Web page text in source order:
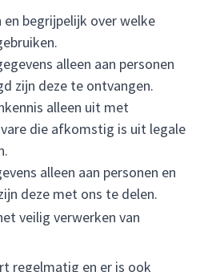
begrijpelijk over welke
alleen aan personen
zijn deze te ontvangen.
alleen uit met
die afkomstig is uit legale
alleen aan personen en
deze met ons te delen.
veilig verwerken van
regelmatig en er is ook